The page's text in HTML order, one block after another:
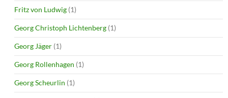
Fritz von Ludwig (1)
Georg Christoph Lichtenberg (1)
Georg Jäger (1)
Georg Rollenhagen (1)
Georg Scheurlin (1)